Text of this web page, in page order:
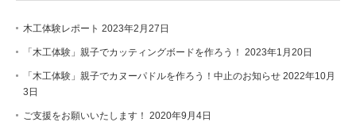
木工体験レポート 2023年2月27日
「木工体験」親子でカッティングボードを作ろう！ 2023年1月20日
「木工体験」親子でカヌーパドルを作ろう！中止のお知らせ 2022年10月
3日
ご支援をお願いいたします！ 2020年9月4日